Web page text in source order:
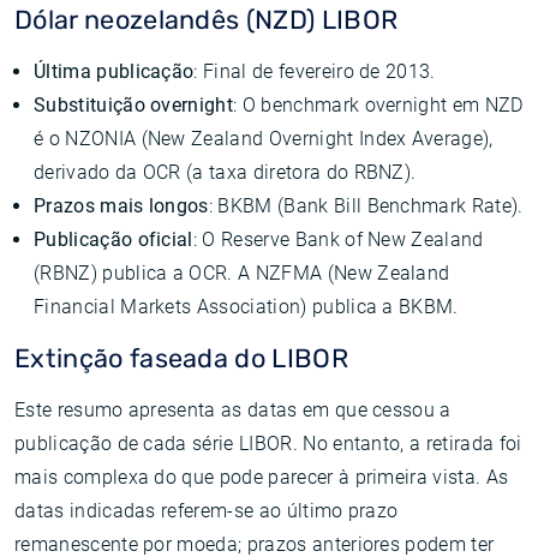
Dólar neozelandês (NZD) LIBOR
Última publicação: Final de fevereiro de 2013.
Substituição overnight: O benchmark overnight em NZD
é o NZONIA (New Zealand Overnight Index Average),
derivado da OCR (a taxa diretora do RBNZ).
Prazos mais longos: BKBM (Bank Bill Benchmark Rate).
Publicação oficial: O Reserve Bank of New Zealand
(RBNZ) publica a OCR. A NZFMA (New Zealand
Financial Markets Association) publica a BKBM.
Extinção faseada do LIBOR
Este resumo apresenta as datas em que cessou a
publicação de cada série LIBOR. No entanto, a retirada foi
mais complexa do que pode parecer à primeira vista. As
datas indicadas referem-se ao último prazo
remanescente por moeda; prazos anteriores podem ter